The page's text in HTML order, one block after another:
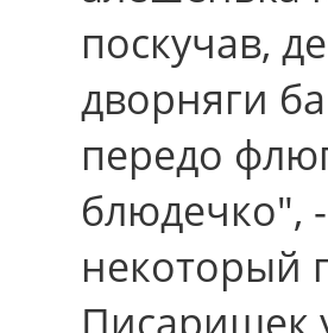
поскучав,
дворняги
передо
блюдечко",
некоторый
Писаришек